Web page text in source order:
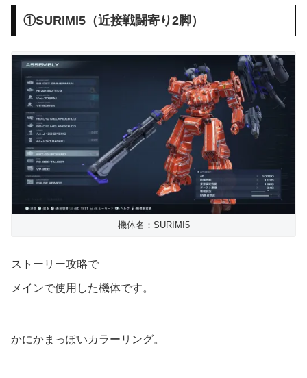
①SURIMI5（近接戦闘寄り2脚）
機体名：SURIMI5
ストーリー攻略で
メインで使用した機体です。
かにかまっぽいカラーリング。